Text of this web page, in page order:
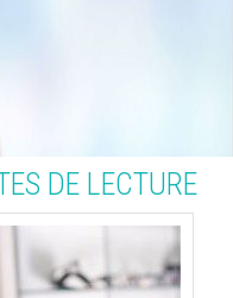
DE LECTURE